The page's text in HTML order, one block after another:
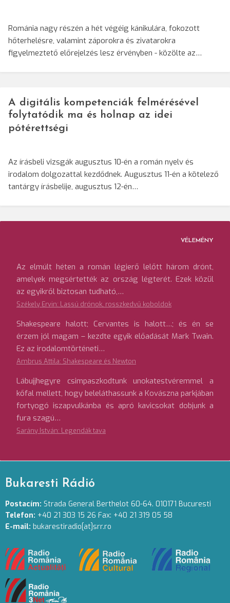
Románia nagy részén a hét végéig kánikulára, fokozott
hőterhelésre, valamint záporokra és zivatarokra
figyelmeztető előrejelzés lesz érvényben - közölte az…
A digitális kompetenciák felmérésével
folytatódik ma és holnap az idei
pótérettségi
Az írásbeli vizsgák augusztus 10-én a román nyelv és
irodalom dolgozattal kezdődnek. Augusztus 11-én a kötelező
tantárgy írásbelije, augusztus 12-én…
VÉLEMÉNY
Az elmúlt héten a román légierő lelőtt három drónt,
amelyek megsértették az ország légterét. Ezek közül
az egyikről biztosan tudható,…
Székely Ervin: Lassú drónok, rosszkedvű koboldok
Shakespeare halott; Cervantes is halott…; és én se
érzem jól magam – kezdte egyik előadását Mark Twain.
Ez az irodalomtörténeti…
Ambrus Attila: Shakespeare és Newton
Lábujjhegyre csimpaszkodtunk unokatestvéremmel a
kőfal mellett, hogy beleláthassunk a Kovászna parkjában
fortyogó iszapvulkánba és apró kavicsokat dobjunk a
fura szagú…
Sarány István: Legendák tava
Bukaresti Rádió
Postacím: Strada General Berthelot 60-64. 010171 Bucuresti
Telefon: +40 21 303 15 26 Fax: +40 21 319 05 58
E-mail: bukarestiradio[at]srr.ro